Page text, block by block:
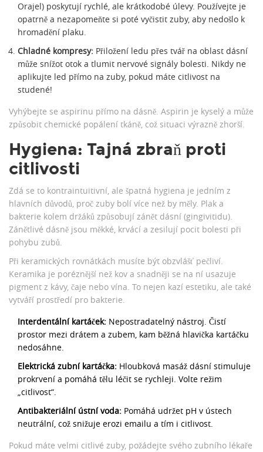
Orajel) poskytují rychlé, ale krátkodobé úlevy. Používejte je
opatrně a nezapomeňte si poté vyčistit zuby, aby nedošlo k
hromadění plaku.
Chladné kompresy: Přiložení ledu přes tvář na oblast dásní
může snížot otok a tlumit nervové signály bolesti. Nikdy ne
aplikujte led přímo na zuby, pokud máte citlivost na
studené!
Vyhýbejte se aspirinu přímo na dásně. Aspirin je kyselý a může
způsobit chemické popálení tkáně, což situaci výrazně zhorší.
Hygiena: Tajná zbraň proti
citlivosti
Zdá se to kontraintuitivní, ale špatná hygiena je jedním z
hlavních důvodů, proč zuby bolí více než by měly. Plak a
bakterie kolem držáků způsobují zánět dásní (gingivitidu).
Zánětlivé dásně jsou měkké, krvácí a zesilují pocit bolesti při
pohybu zubů.
Při keramických rovnátkách musíte být obzvlášť pečliví.
Keramika je poréznější než kov a snadněji se na ní usazuje
pigment z kávy, čaje nebo vína. To nejen kazí estetiku, ale také
vytváří prostředí pro bakterie.
Interdentální kartáček: Nepostradatelný nástroj. Čistí
prostor mezi drátem a zubem, kam běžná hlavička kartáčku
nedosáhne.
Elektrická zubní kartáčka: Hloubková masáž dásní stimuluje
prokrvení a pomáhá tělu léčit se rychleji. Volte režim
„citlivost“.
Antibakteriální ústní voda: Pomáhá udržet pH v ústech
neutrální, což snižuje erozi emailu a tím i citlivost.
Pokud máte velmi citlivé zuby, požádejte svého zubního lékaře